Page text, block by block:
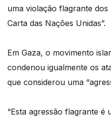
uma violação flagrante
Carta das Nações Unidas”.
Em Gaza, o movimento
condenou igualmente os
que considerou uma
“Esta agressão flagrante é